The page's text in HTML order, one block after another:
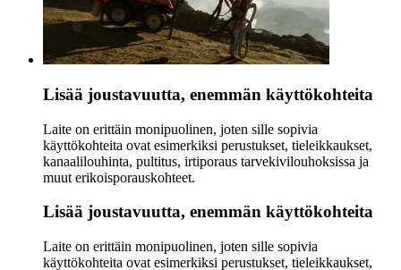
Lisää joustavuutta, enemmän käyttökohteita
Laite on erittäin monipuolinen, joten sille sopivia
käyttökohteita ovat esimerkiksi perustukset, tieleikkaukset,
kanaalilouhinta, pultitus, irtiporaus tarvekivilouhoksissa ja
muut erikoisporauskohteet.
Lisää joustavuutta, enemmän käyttökohteita
Laite on erittäin monipuolinen, joten sille sopivia
käyttökohteita ovat esimerkiksi perustukset, tieleikkaukset,